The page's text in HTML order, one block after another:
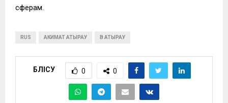
сферам.
RUS АКИМАТ АТЫРАУ В АТЫРАУ
БӨЛІСУ 0 0